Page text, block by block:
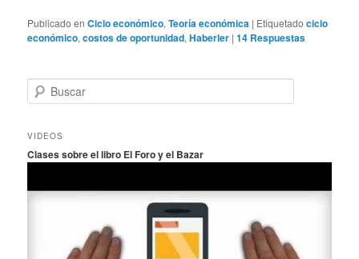
Publicado en Ciclo económico,Teoría económica | Etiquetado ciclo
económico,costos de oportunidad,Haberler |14 Respuestas
u
c
r
VIDEOS
Clases sobre el libro El Foro y el Bazar